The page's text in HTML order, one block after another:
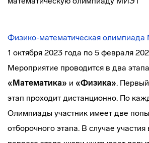
Физико-математическая
1 октября 2023 года по 5 февраля
Мероприятие проводится в два
«Математика» и «Физика».
этап проходит дистанционно. По
Олимпиады участник имеет две
отборочного этапа. В случае участия